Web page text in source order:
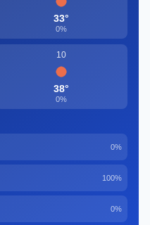
33°
0%
10
38°
0%
0%
100%
0%